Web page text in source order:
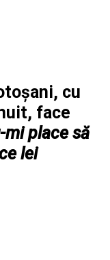
cu
face
mi place să
lei